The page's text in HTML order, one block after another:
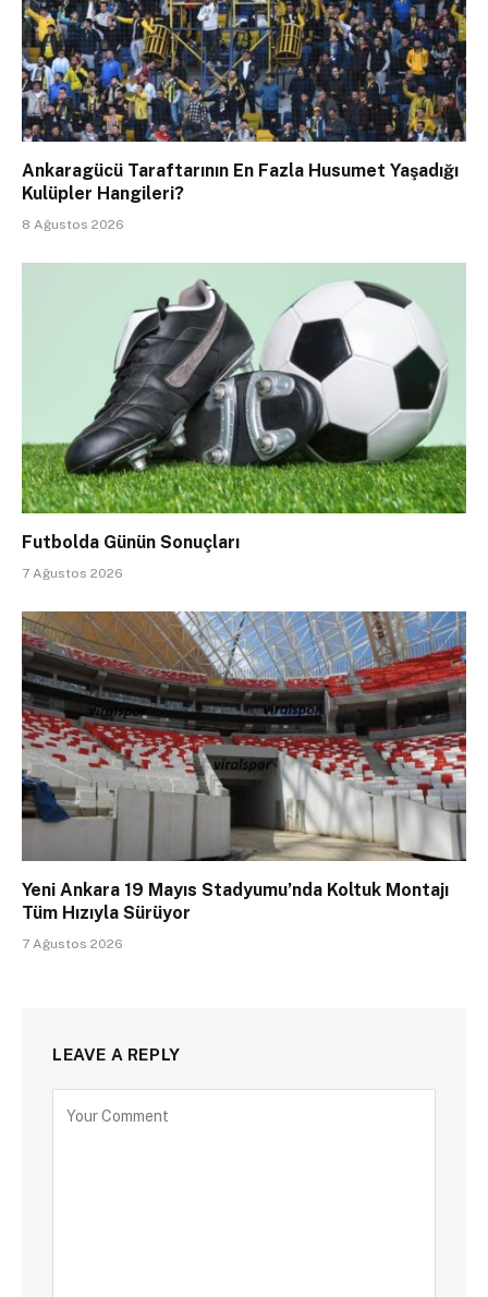
Ankaragücü Taraftarının En Fazla Husumet Yaşadığı
Kulüpler Hangileri?
8 Ağustos 2026
Futbolda Günün Sonuçları
7 Ağustos 2026
Yeni Ankara 19 Mayıs Stadyumu’nda Koltuk Montajı
Tüm Hızıyla Sürüyor
7 Ağustos 2026
LEAVE A REPLY